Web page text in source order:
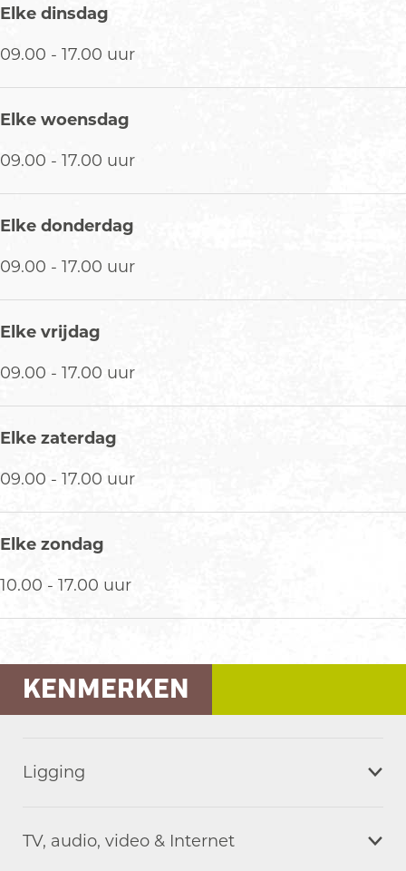
r
o
e
s
a
t
e
u
n
e
p
l
e
Elke dinsdag
09.00 - 17.00 uur
Elke woensdag
09.00 - 17.00 uur
Elke donderdag
09.00 - 17.00 uur
Elke vrijdag
09.00 - 17.00 uur
Elke zaterdag
09.00 - 17.00 uur
Elke zondag
10.00 - 17.00 uur
KENMERKEN
Ligging
TV, audio, video & Internet